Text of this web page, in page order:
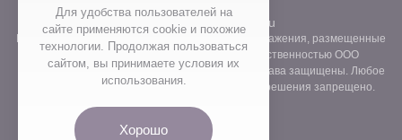
www.prostocvet.ru
Вся текстовая информация и графические изображения, размещенные
на сайте интернет-магазина, являются собственностью ООО
«ПРОСТОБУКЕТ» ОГРН 1157746211248. Все права защищены. Любое
использование контента без письменного разрешения запрещено.
Для удобства пользователей на
сайте применяются сookie и похожие
технологии. Продолжая пользоваться
сайтом, вы принимаете условия их
использования.
Хорошо